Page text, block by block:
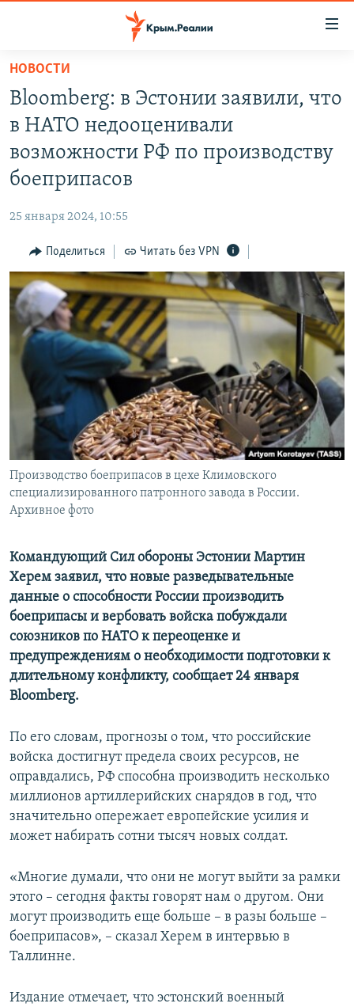
Вернуться
основному
содержанию
главной
Вернутся
поиску
НОВОСТИ
СПЕЦПРОЕКТЫ
ИСТОРИЯ
ИНТЕРАКТИВ
ИНФОГРАФИКА
ТЕЛЕПРОЕКТ КРЫМ.РЕАЛИИ
СОВЕТЫ ПРАВОЗАЩИТНИКОВ
ПРОПАВШИЕ БЕЗ ВЕСТИ
ПОБЕДИТЕЛЕЙ НЕ СУДЯТ?
КРЫМ.НЕПОКОРЕННЫЙ
ELIFBE
УКРАИНСКАЯ ПРОБЛЕМА КРЫМА
РАДІО СВОБОДА
КАК ОБОЙТИ БЛОКИРОВКУ
Українською
Qırımtatar
ПРИСОЕДИНЯЙТЕСЬ!
Все сайты RFE/RL
НОВОСТИ
Bloomberg: в Эстонии заявили, что
в НАТО недооценивали
возможности РФ по производству
боеприпасов
25 января 2024, 10:55
Поделиться Читать без VPN
Производство боеприпасов в цехе Климовского
специализированного патронного завода в России.
Архивное фото
Командующий Сил обороны Эстонии Мартин
Херем заявил, что новые разведывательные
данные о способности России производить
боеприпасы и вербовать войска побуждали
союзников по НАТО к переоценке и
предупреждениям о необходимости подготовки к
длительному конфликту, сообщает 24 января
Bloomberg.
По его словам, прогнозы о том, что российские
войска достигнут предела своих ресурсов, не
оправдались, РФ способна производить несколько
миллионов артиллерийских снарядов в год, что
значительно опережает европейские усилия и
может набирать сотни тысяч новых солдат.
«Многие думали, что они не могут выйти за рамки
этого – сегодня факты говорят нам о другом. Они
могут производить еще больше – в разы больше –
боеприпасов», – сказал Херем в интервью в
Таллинне.
Издание отмечает, что эстонский военный